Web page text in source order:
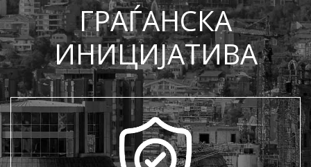
ГРАЃАНСКА
ИНИЦИЈАТИВА